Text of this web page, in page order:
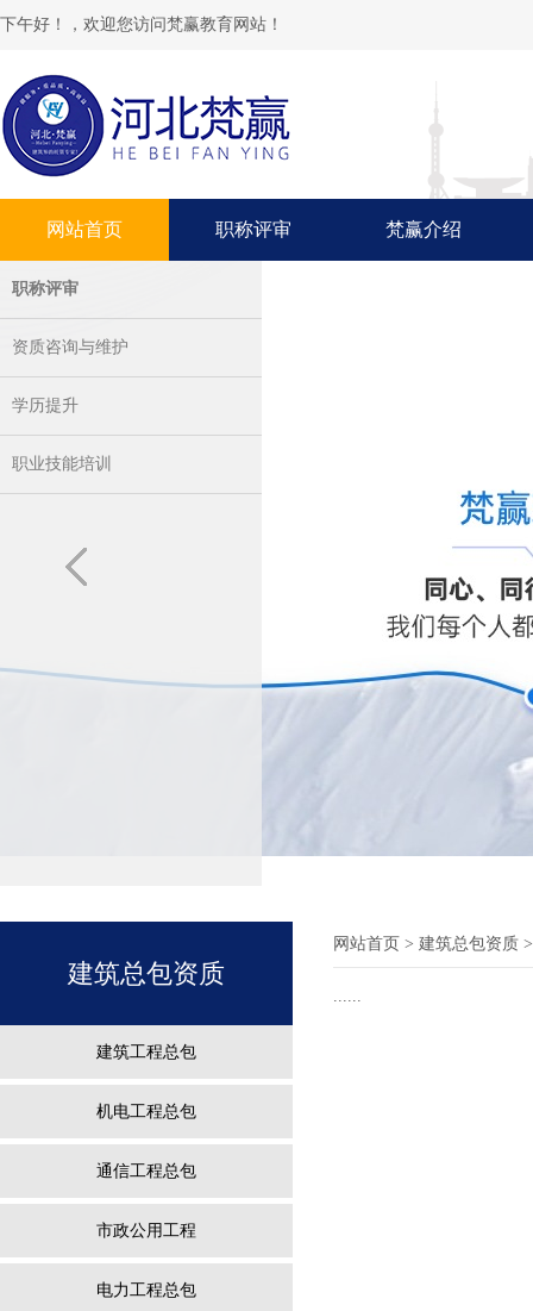
下午好！，欢迎您访问梵赢教育网站！
网站首页 职称评审 梵赢介绍
职称评审
资质咨询与维护
学历提升
职业技能培训
建筑总包资质
建筑工程总包
机电工程总包
通信工程总包
市政公用工程
电力工程总包
网站首页 > 建筑总包资质
......